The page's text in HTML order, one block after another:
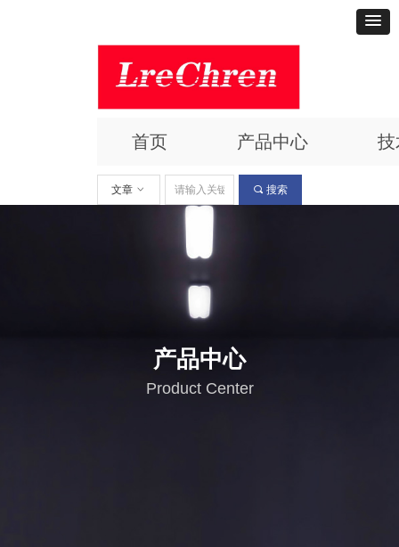
首页 产品中心
끠 搜索
文章 ꀁ
产品中心
Product Center